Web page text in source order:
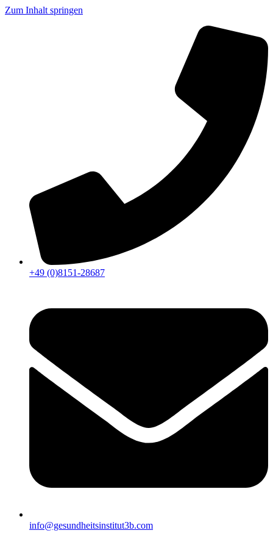
Zum Inhalt springen
+49 (0)8151-28687
info@gesundheitsinstitut3b.com